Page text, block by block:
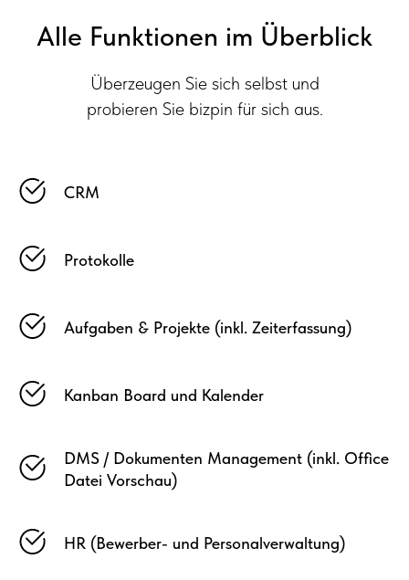
Alle Funktionen im Überblick
Überzeugen Sie sich selbst und
probieren Sie bizpin für sich aus.
CRM
Protokolle
Aufgaben & Projekte (inkl. Zeiterfassung)
Kanban Board und Kalender
DMS / Dokumenten Management (inkl. Office
Datei Vorschau)
HR (Bewerber- und Personalverwaltung)